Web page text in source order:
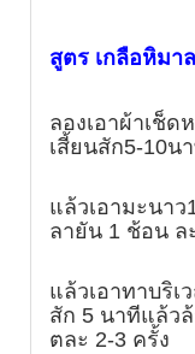
สูตร เกลือหิมา
ลองเอาผ้าเช็
เสี้ยนสัก5-10น
แล้วเอามะนา
ลายัน 1 ช้อน ล
แล้วเอาทาบริ
สัก 5 นาทีแล้ว
ตละ 2-3 ครั้ง